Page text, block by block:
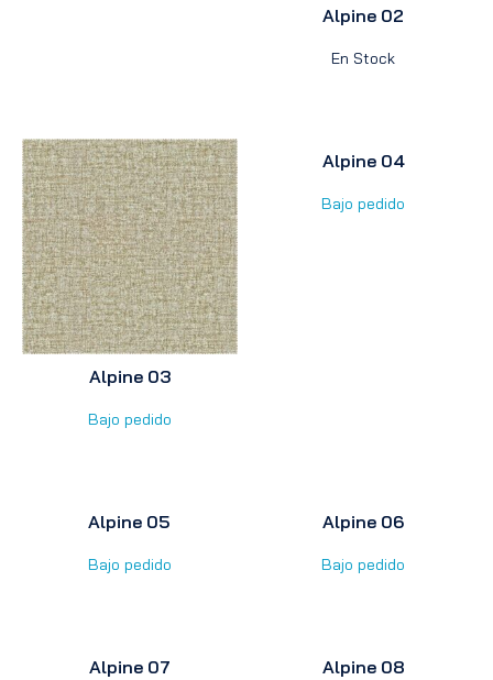
Alpine 02
En Stock
Alpine 03
Bajo pedido
Alpine 04
Bajo pedido
Alpine 05
Bajo pedido
Alpine 06
Bajo pedido
Alpine 07 Alpine 08